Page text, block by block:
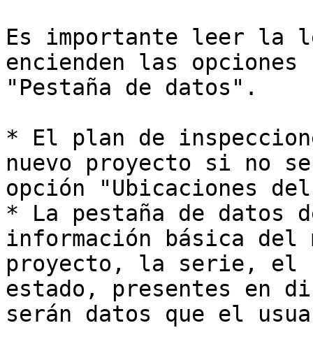
Es importante leer la
encienden las
"Pestaña de datos".
* El plan de
nuevo proyecto si no
opción "Ubicaciones
* La pestaña de datos
información básica del
proyecto, la serie, el
estado, presentes en
serán datos que el